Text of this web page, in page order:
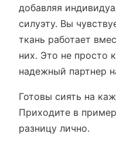
добавляя
силуэту. Вы
ткань работает
них. Это не просто
надежный партнер
Готовы сиять на
Приходите в
разницу лично.